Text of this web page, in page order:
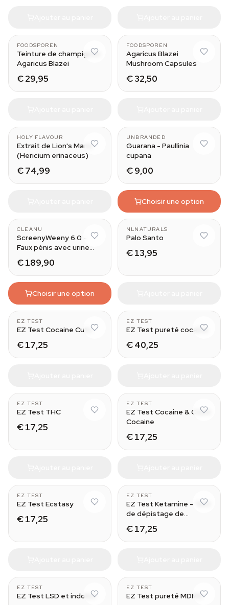
FOODSPOREN
Teinture de champignon
Agaricus Blazei
€ 29,95
FOODSPOREN
Agaricus Blazei
Mushroom Capsules
€ 32,50
HOLY FLAVOUR
Extrait de Lion's Mane
(Hericium erinaceus)
€ 74,99
UNBRANDED
Guarana - Paullinia
cupana
€ 9,00
Choisir une option
CLEANU
ScreenyWeeny 6.0 -
Faux pénis avec urine
€ 189,90
Choisir une option
Wood (50 grams)
NLNATURALS
Palo Santo
€ 13,95
5
EZ TEST
EZ Test Cocaine Cuts
€ 17,25
EZ TEST
EZ Test pureté cocaïne
€ 40,25
EZ TEST
EZ Test THC
€ 17,25
EZ TEST
EZ Test Cocaine & Crack
Cocaine
€ 17,25
EZ TEST
EZ Test Ecstasy
€ 17,25
EZ TEST
EZ Test Ketamine - Test
de dépistage de
€ 17,25
EZ TEST
EZ Test LSD et indoles
EZ TEST
EZ Test pureté MDMA